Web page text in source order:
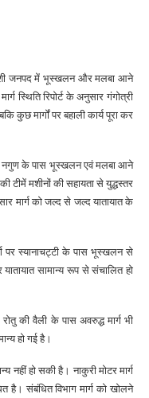
जनपद में भूस्खलन और मलबा आने
स्थिति रिपोर्ट के अनुसार गंगोत्री
कुछ मार्गों पर बहाली कार्य पूरा कर
और नगुण के पास भूस्खलन एवं मलबा आने
टीमें मशीनों की सहायता से युद्धस्तर
मार्ग को जल्द से जल्द यातायात के
पर स्यानाचट्टी के पास भूस्खलन से
यातायात सामान्य रूप से संचालित हो
की वैली के पास अवरुद्ध मार्ग भी
हो गई है।
नहीं हो सकी है। नाकुरी मोटर मार्ग
संबंधित विभाग मार्ग को खोलने